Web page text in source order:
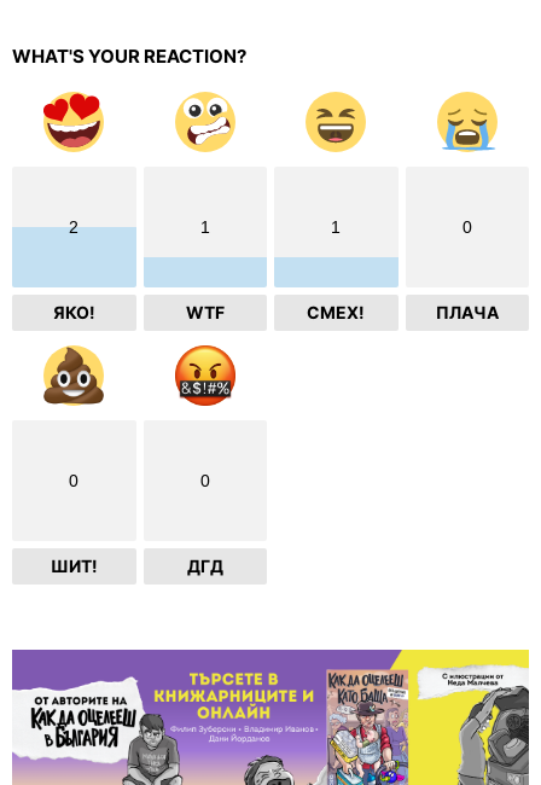
WHAT'S YOUR REACTION?
2
ЯКО!
1
WTF
1
СМЕХ!
0
ПЛАЧА
0
ШИТ!
0
ДГД